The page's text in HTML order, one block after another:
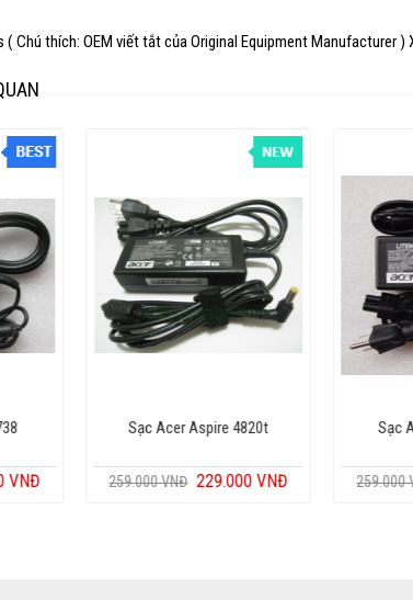
( Chú thích: OEM viết tắt của Original Equipment Manufacturer
VNĐ
Sạc Acer Aspire 4738
259.000 VNĐ 229.000 VNĐ
Sạc
259.000